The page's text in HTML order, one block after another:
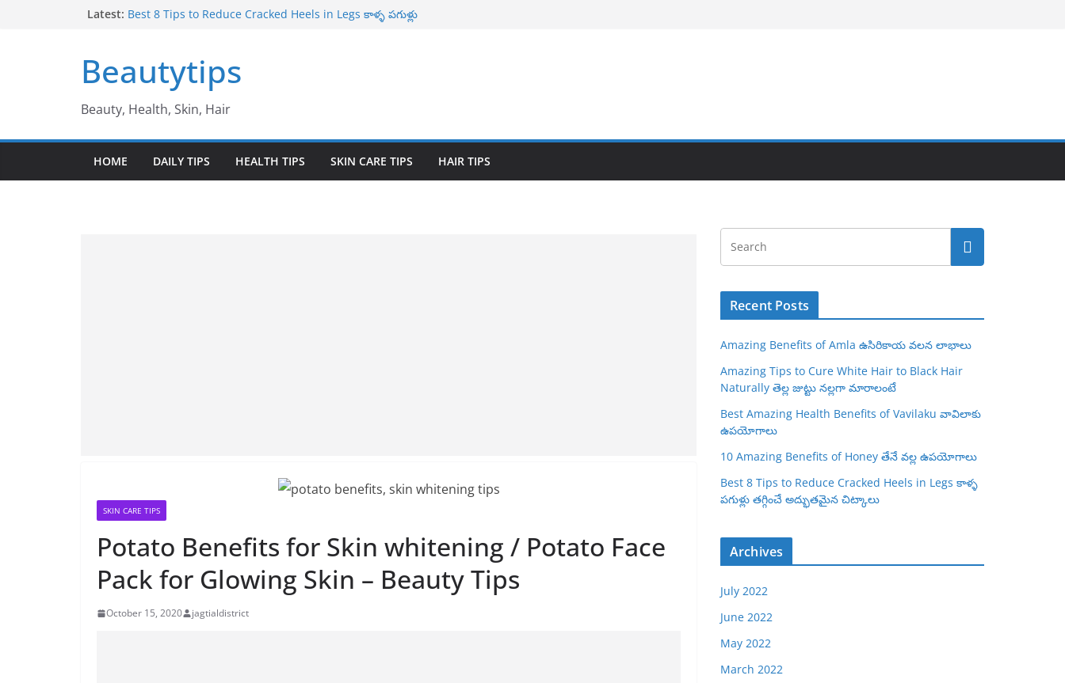
Latest: Best 8 Tips to Reduce Cracked Heels in Legs కాళ్ళ పగుళ్లు
Amazing Tips to Cure White Hair to Black Hair Naturally తెల్ల
జుట్టు నల్లగా మారాలంటే
Best Amazing Health Benefits of Vavilaku వావిలాకు
ఉపయోగాలు
Beautytips
Beauty, Health, Skin, Hair
HOME DAILY TIPS HEALTH TIPS SKIN CARE TIPS HAIR TIPS
SKIN CARE TIPS
Potato Benefits for Skin whitening / Potato Face
Pack for Glowing Skin – Beauty Tips
October 15, 2020 jagtialdistrict
Recent Posts
Amazing Benefits of Amla ఉసిరికాయ వలన లాభాలు
Amazing Tips to Cure White Hair to Black Hair
Naturally తెల్ల జుట్టు నల్లగా మారాలంటే
Best Amazing Health Benefits of Vavilaku వావిలాకు
ఉపయోగాలు
10 Amazing Benefits of Honey తేనే వల్ల ఉపయోగాలు
Best 8 Tips to Reduce Cracked Heels in Legs కాళ్ళ
పగుళ్లు తగ్గించే అద్భుతమైన చిట్కాలు
Archives
July 2022
June 2022
May 2022
March 2022